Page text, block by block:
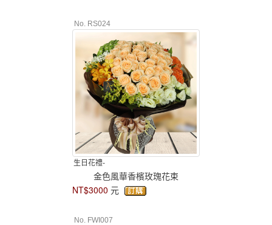
No. RS024
生日花禮-
金色風華香檳玫瑰花束
NT$3000 元
No. FWI007